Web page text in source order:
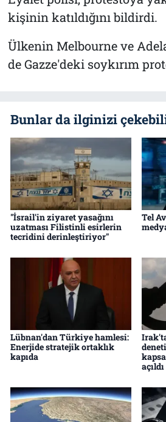
kişinin katıldığını bildirdi.
Ülkenin Melbourne ve
de Gazze'deki soykırım
Bunlar da ilginizi
"İsrail'in ziyaret yasağını
uzatması Filistinli esirlerin
tecridini derinleştiriyor"
Tel
Lübnan'dan Türkiye hamlesi:
Enerjide stratejik ortaklık
kapıda
açıldı